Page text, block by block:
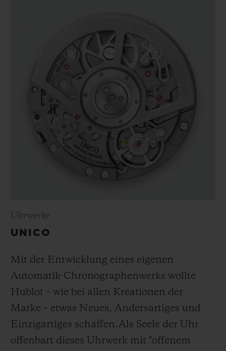
Uhrwerke
UNICO
Mit der Entwicklung eines eigenen
Automatik-Chronographenwerks wollte
Hublot – wie bei allen Kreationen der
Marke – etwas Neues, Andersartiges und
Einzigartiges schaffen.Als Seele der Uhr
offenbart dieses Uhrwerk mit "offenem